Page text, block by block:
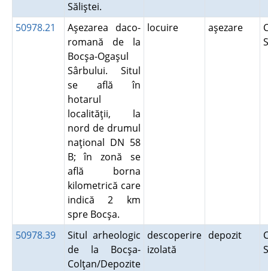
Săliştei.
50978.21
Aşezarea daco-
romană de la
Bocşa-Ogaşul
Sârbului. Situl
se află în
hotarul
localităţii, la
nord de drumul
naţional DN 58
B; în zonă se
află borna
kilometrică care
indică 2 km
spre Bocşa.
locuire aşezare
50978.39
Situl arheologic
de la Bocşa-
Colţan/Depozite
descoperire
izolată
depozit